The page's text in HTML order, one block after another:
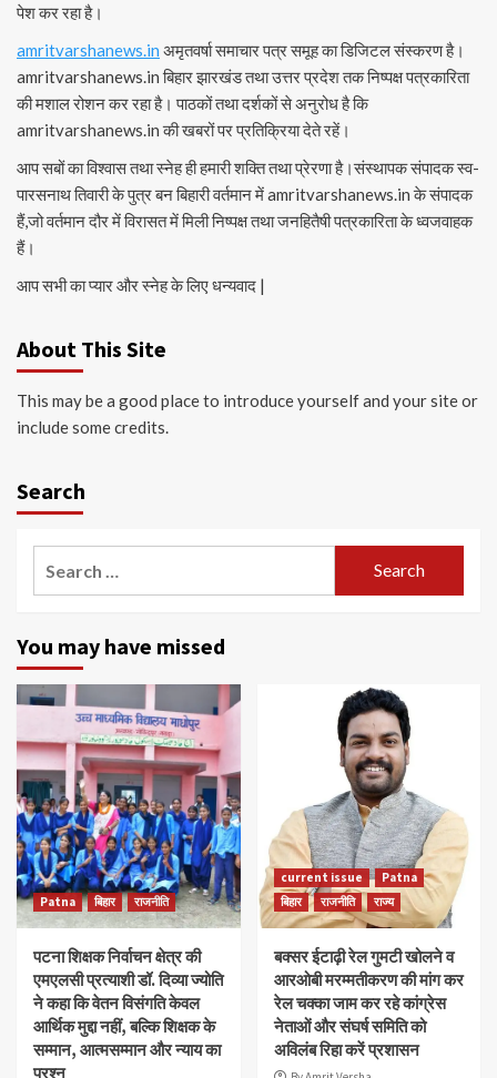
पेश कर रहा है।
amritvarshanews.in अमृतवर्षा समाचार पत्र समूह का डिजिटल संस्करण है।
amritvarshanews.in बिहार झारखंड तथा उत्तर प्रदेश तक निष्पक्ष पत्रकारिता
की मशाल रोशन कर रहा है। पाठकों तथा दर्शकों से अनुरोध है कि
amritvarshanews.in की खबरों पर प्रतिक्रिया देते रहें।
आप सबों का विश्वास तथा स्नेह ही हमारी शक्ति तथा प्रेरणा है।संस्थापक संपादक स्व-
पारसनाथ तिवारी के पुत्र बन बिहारी वर्तमान में amritvarshanews.in के संपादक
हैं,जो वर्तमान दौर में विरासत में मिली निष्पक्ष तथा जनहितैषी पत्रकारिता के ध्वजवाहक
हैं।
आप सभी का प्यार और स्नेह के लिए धन्यवाद |
About This Site
This may be a good place to introduce yourself and your site or
include some credits.
Search
You may have missed
Patna बिहार राजनीति
पटना शिक्षक निर्वाचन क्षेत्र की
एमएलसी प्रत्याशी डॉ. दिव्या ज्योति
ने कहा कि वेतन विसंगति केवल
आर्थिक मुद्दा नहीं, बल्कि शिक्षक के
सम्मान, आत्मसम्मान और न्याय का
प्रश्न
current issue
Patna
बिहार
राजनीति राज्य
बक्सर ईटाढ़ी रेल गुमटी खोलने व
आरओबी मरम्मतीकरण की मांग कर
रेल चक्का जाम कर रहे कांग्रेस
नेताओं और संघर्ष समिति को
अविलंब रिहा करें प्रशासन